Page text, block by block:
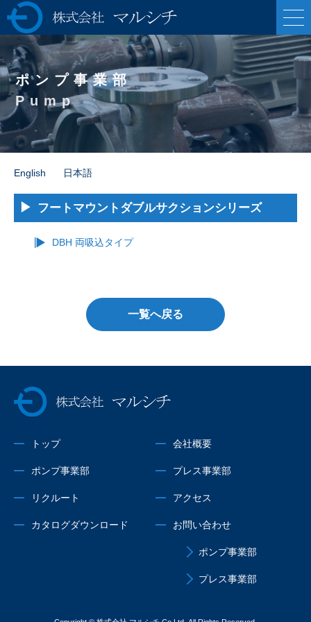
株式会社マルシ
チ 各種ポンプの製
造販売・油圧プレ
ス機械の専業メー
カー
ポンプ事業部
Pump
English 日本語
フートマウントダブルサクションシリーズ
DBH 両吸込タイプ
一覧へ戻る
トップ 会社概要
ポンプ事業部 プレス事業部
リクルート アクセス
カタログダウンロード お問い合わせ
ポンプ事業部
プレス事業部